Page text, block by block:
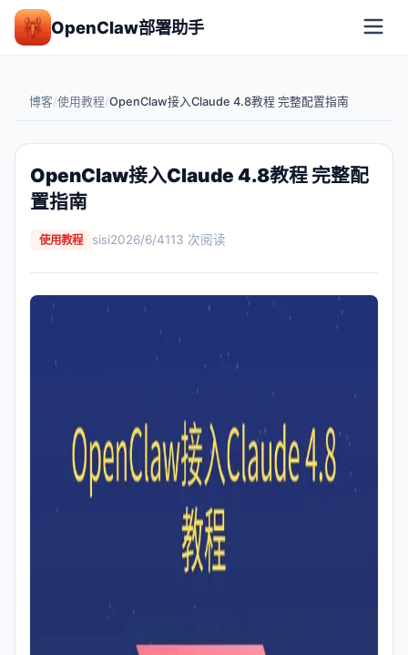
OpenClaw部署助手
博客/使用教程/OpenClaw接入Claude 4.8教程 完整配置指南
OpenClaw接入Claude 4.8教程 完整配
置指南
使用教程 sisi2026/6/4113 次阅读